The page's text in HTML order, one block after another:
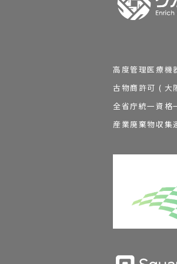
高度管理医療
古物商許可 (
全省庁統一資
産業廃棄物収